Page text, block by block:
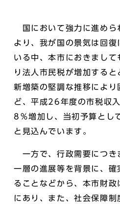
国において強力に進めら
より、我が国の景気は回
いる中、本市におきまし
り法人市民税が増加する
新増築の堅調な推移により
ど、平成26年度の市税収
8％増加し、当初予算とし
と見込んでいます。
一方で、行政需要につき
一層の進展等を背景に、確
ることなどから、本市財
にあり、また、社会保障